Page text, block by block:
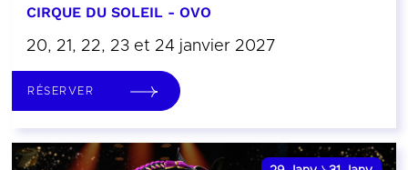
CIRQUE DU SOLEIL - OVO
20, 21, 22, 23 et 24 janvier 2027
RÉSERVER